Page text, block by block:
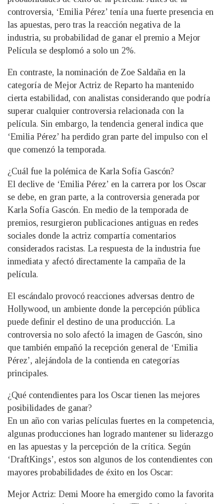
controversia, ‘Emilia Pérez’ tenía una fuerte presencia en
las apuestas, pero tras la reacción negativa de la
industria, su probabilidad de ganar el premio a Mejor
Película se desplomó a solo un 2%.
En contraste, la nominación de Zoe Saldaña en la
categoría de Mejor Actriz de Reparto ha mantenido
cierta estabilidad, con analistas considerando que podría
superar cualquier controversia relacionada con la
película. Sin embargo, la tendencia general indica que
‘Emilia Pérez’ ha perdido gran parte del impulso con el
que comenzó la temporada.
¿Cuál fue la polémica de Karla Sofía Gascón?
El declive de ‘Emilia Pérez’ en la carrera por los Oscar
se debe, en gran parte, a la controversia generada por
Karla Sofía Gascón. En medio de la temporada de
premios, resurgieron publicaciones antiguas en redes
sociales donde la actriz compartía comentarios
considerados racistas. La respuesta de la industria fue
inmediata y afectó directamente la campaña de la
película.
El escándalo provocó reacciones adversas dentro de
Hollywood, un ambiente donde la percepción pública
puede definir el destino de una producción. La
controversia no solo afectó la imagen de Gascón, sino
que también empañó la recepción general de ‘Emilia
Pérez’, alejándola de la contienda en categorías
principales.
¿Qué contendientes para los Oscar tienen las mejores
posibilidades de ganar?
En un año con varias películas fuertes en la competencia,
algunas producciones han logrado mantener su liderazgo
en las apuestas y la percepción de la crítica. Según
‘DraftKings’, estos son algunos de los contendientes con
mayores probabilidades de éxito en los Oscar:
Mejor Actriz: Demi Moore ha emergido como la favorita